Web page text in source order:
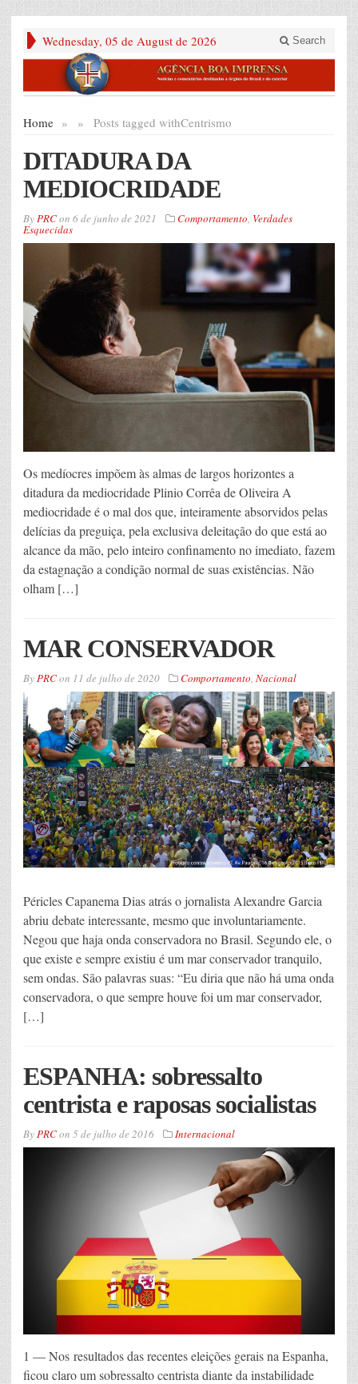
Wednesday, 05 de August de 2026 Search
Home » Posts tagged with
» Centrismo
DITADURA DA
MEDIOCRIDADE
ByPRCon 6 de junho de 2021 Comportamento, Verdades
Esquecidas
Os medíocres impõem às almas de largos horizontes a
ditadura da mediocridade Plinio Corrêa de Oliveira A
mediocridade é o mal dos que, inteiramente absorvidos pelas
delícias da preguiça, pela exclusiva deleitação do que está ao
alcance da mão, pelo inteiro confinamento no imediato, fazem
da estagnação a condição normal de suas existências. Não
olham […]
MAR CONSERVADOR
ByPRCon 11 de julho de 2020 Comportamento, Nacional
Péricles Capanema Dias atrás o jornalista Alexandre Garcia
abriu debate interessante, mesmo que involuntariamente.
Negou que haja onda conservadora no Brasil. Segundo ele, o
que existe e sempre existiu é um mar conservador tranquilo,
sem ondas. São palavras suas: “Eu diria que não há uma onda
conservadora, o que sempre houve foi um mar conservador,
[…]
ESPANHA: sobressalto
centrista e raposas socialistas
By PRCon 5 de julho de 2016 Internacional
1 — Nos resultados das recentes eleições gerais na Espanha,
ficou claro um sobressalto centrista diante da instabilidade